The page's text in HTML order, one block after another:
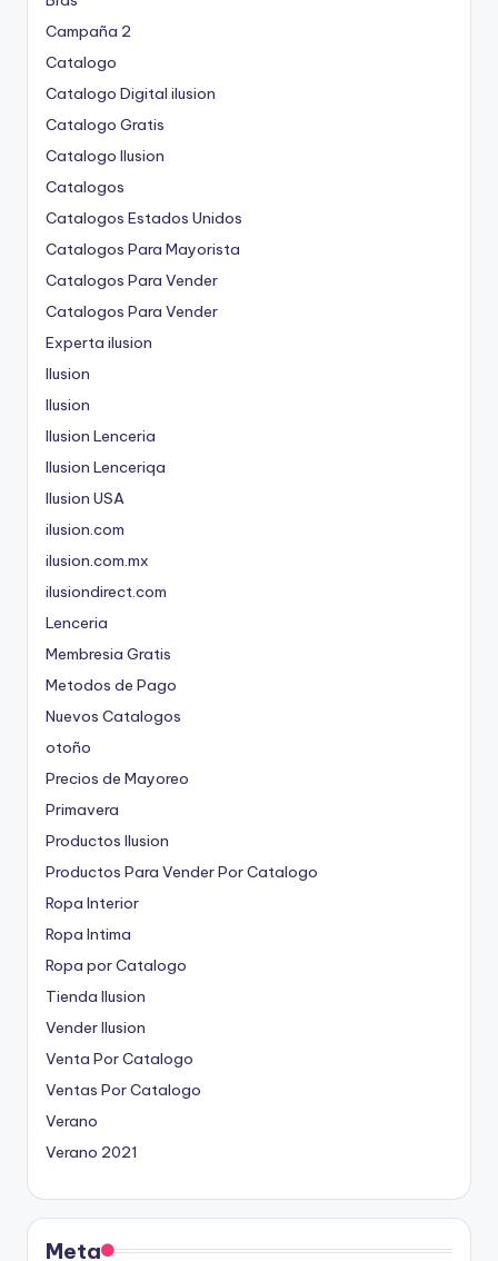
Campaña 2
Catalogo
Catalogo Digital ilusion
Catalogo Gratis
Catalogo Ilusion
Catalogos
Catalogos Estados Unidos
Catalogos Para Mayorista
Catalogos Para Vender
Catalogos Para Vender
Experta ilusion
Ilusion
Ilusion
Ilusion Lenceria
Ilusion Lenceriqa
Ilusion USA
ilusion.com
ilusion.com.mx
ilusiondirect.com
Lenceria
Membresia Gratis
Metodos de Pago
Nuevos Catalogos
otoño
Precios de Mayoreo
Primavera
Productos Ilusion
Productos Para Vender Por Catalogo
Ropa Interior
Ropa Intima
Ropa por Catalogo
Tienda Ilusion
Vender Ilusion
Venta Por Catalogo
Ventas Por Catalogo
Verano
Verano 2021
Meta